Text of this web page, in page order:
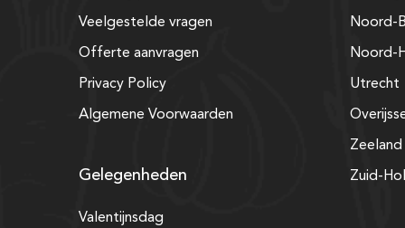
Veelgestelde vragen
Offerte aanvragen
Privacy Policy
Algemene Voorwaarden
Gelegenheden
Valentijnsdag
Noord-
Noord-
Utrecht
Zeeland
Zuid-